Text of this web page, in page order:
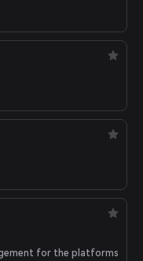
for the platforms